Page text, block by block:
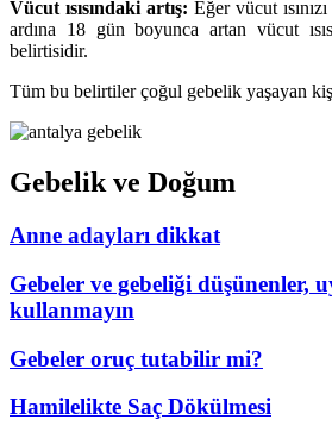
Vücut ısısındaki artış: Eğer vücut
ardına 18 gün boyunca artan vücut
belirtisidir.
Tüm bu belirtiler çoğul gebelik yaşayan
Gebelik ve Doğum
Anne adayları dikkat
Gebeler ve gebeliği düşünenler,
kullanmayın
Gebeler oruç tutabilir mi?
Hamilelikte Saç Dökülmesi